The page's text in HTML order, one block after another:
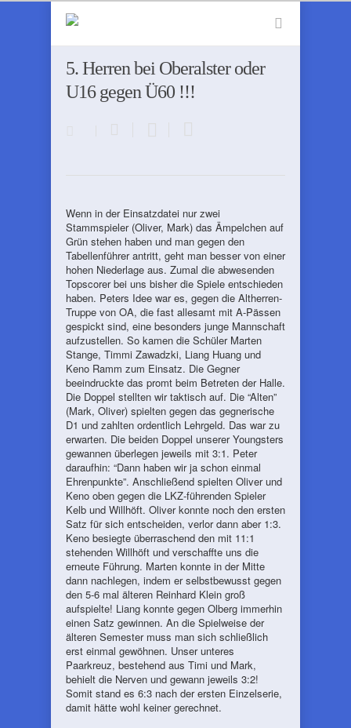
5. Herren bei Oberalster oder
U16 gegen Ü60 !!!
Wenn in der Einsatzdatei nur zwei
Stammspieler (Oliver, Mark) das Ämpelchen auf
Grün stehen haben und man gegen den
Tabellenführer antritt, geht man besser von einer
hohen Niederlage aus. Zumal die abwesenden
Topscorer bei uns bisher die Spiele entschieden
haben. Peters Idee war es, gegen die Altherren-
Truppe von OA, die fast allesamt mit A-Pässen
gespickt sind, eine besonders junge Mannschaft
aufzustellen. So kamen die Schüler Marten
Stange, Timmi Zawadzki, Liang Huang und
Keno Ramm zum Einsatz. Die Gegner
beeindruckte das promt beim Betreten der Halle.
Die Doppel stellten wir taktisch auf. Die “Alten”
(Mark, Oliver) spielten gegen das gegnerische
D1 und zahlten ordentlich Lehrgeld. Das war zu
erwarten. Die beiden Doppel unserer Youngsters
gewannen überlegen jeweils mit 3:1. Peter
daraufhin: “Dann haben wir ja schon einmal
Ehrenpunkte”. Anschließend spielten Oliver und
Keno oben gegen die LKZ-führenden Spieler
Kelb und Willhöft. Oliver konnte noch den ersten
Satz für sich entscheiden, verlor dann aber 1:3.
Keno besiegte überraschend den mit 11:1
stehenden Willhöft und verschaffte uns die
erneute Führung. Marten konnte in der Mitte
dann nachlegen, indem er selbstbewusst gegen
den 5-6 mal älteren Reinhard Klein groß
aufspielte! Liang konnte gegen Olberg immerhin
einen Satz gewinnen. An die Spielweise der
älteren Semester muss man sich schließlich
erst einmal gewöhnen. Unser unteres
Paarkreuz, bestehend aus Timi und Mark,
behielt die Nerven und gewann jeweils 3:2!
Somit stand es 6:3 nach der ersten Einzelserie,
damit hätte wohl keiner gerechnet.